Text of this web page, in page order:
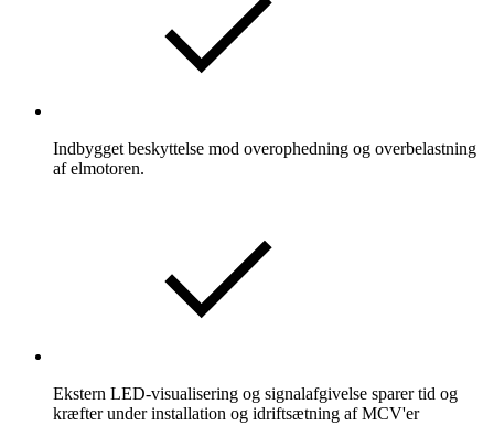
Indbygget beskyttelse mod overophedning og overbelastning
af elmotoren.
Ekstern LED-visualisering og signalafgivelse sparer tid og
kræfter under installation og idriftsætning af MCV'er